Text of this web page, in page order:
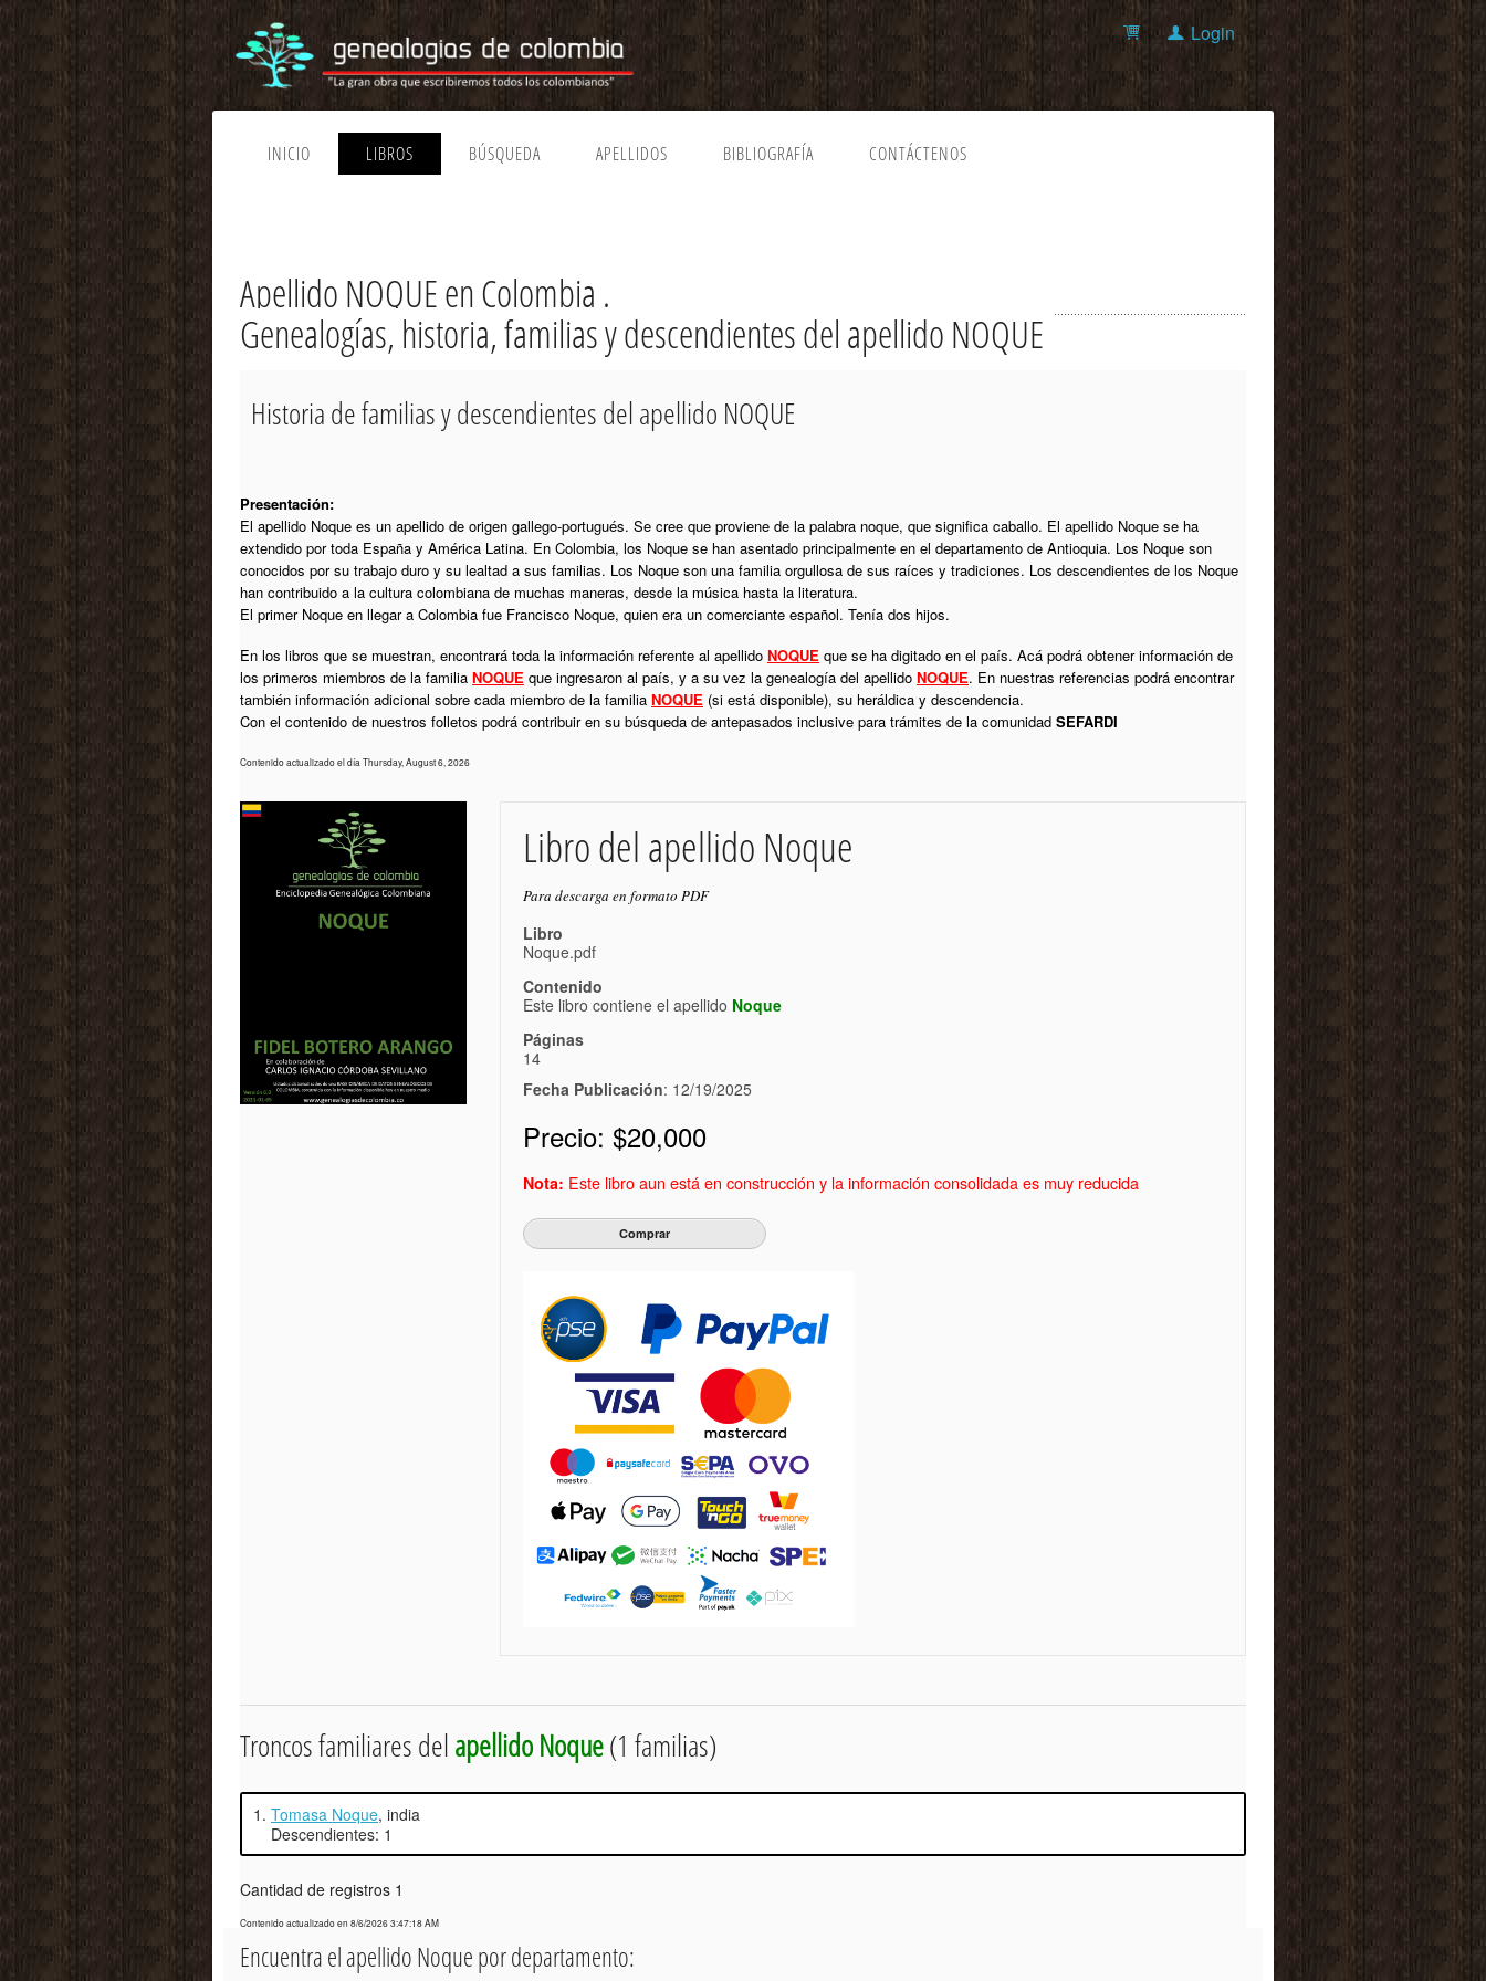
Login
INICIO LIBROS BÚSQUEDA APELLIDOS BIBLIOGRAFÍA CONTÁCTENOS
Apellido NOQUE en Colombia .
Genealogías, historia, familias y descendientes del apellido NOQUE
Historia de familias y descendientes del apellido NOQUE
Presentación:
El apellido Noque es un apellido de origen gallego-portugués. Se cree que proviene de la palabra noque, que significa caballo. El apellido Noque se ha
extendido por toda España y América Latina. En Colombia, los Noque se han asentado principalmente en el departamento de Antioquia. Los Noque son
conocidos por su trabajo duro y su lealtad a sus familias. Los Noque son una familia orgullosa de sus raíces y tradiciones. Los descendientes de los Noque
han contribuido a la cultura colombiana de muchas maneras, desde la música hasta la literatura.
El primer Noque en llegar a Colombia fue Francisco Noque, quien era un comerciante español. Tenía dos hijos.
En los libros que se muestran, encontrará toda la información referente al apellido NOQUE que se ha digitado en el país. Acá podrá obtener información de
los primeros miembros de la familia NOQUE que ingresaron al país, y a su vez la genealogía del apellido NOQUE. En nuestras referencias podrá encontrar
también información adicional sobre cada miembro de la familia NOQUE (si está disponible), su heráldica y descendencia.
Con el contenido de nuestros folletos podrá contribuir en su búsqueda de antepasados inclusive para trámites de la comunidad SEFARDI
Contenido actualizado el día Thursday, August 6, 2026
Libro del apellido Noque
Para descarga en formato PDF
Libro
Noque.pdf
Contenido
Este libro contiene el apellido Noque
Páginas
14
Fecha Publicación: 12/19/2025
Precio: $20,000
Nota: Este libro aun está en construcción y la información consolidada es muy reducida
Troncos familiares delapellido Noque(1 familias)
1. Tomasa Noque, india
Descendientes: 1
Cantidad de registros 1
Contenido actualizado en 8/6/2026 3:47:18 AM
Encuentra el apellido Noque por departamento: